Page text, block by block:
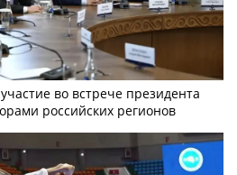
во встрече президента
российских регионов